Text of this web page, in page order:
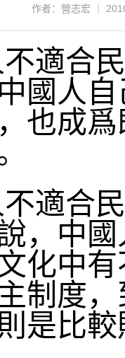
作者：營志宏 ｜
合民
國人
也成
合民
，中
化中
制度
是比